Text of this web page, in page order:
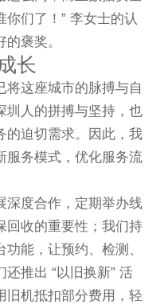
们了！” 李女士的认
褒奖。
长
将这座城市的脉搏与自
圳人的拼搏与坚持，也
的迫切需求。因此，我
服务模式，优化服务流
深度合作，定期举办线
回收的重要性；我们持
能，让预约、检测、
推出 “以旧换新” 活
旧机抵扣部分费用，轻